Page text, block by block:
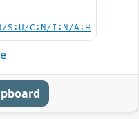
S:U/C:N/I:N/A:H